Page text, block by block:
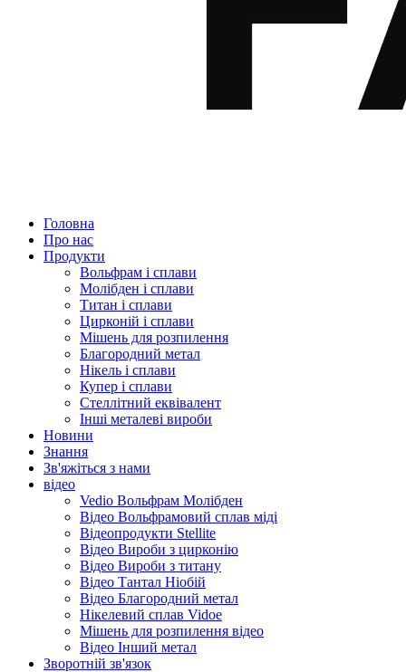
Головна
Про нас
Продукти
Вольфрам і сплави
Молібден і сплави
Титан і сплави
Цирконій і сплави
Мішень для розпилення
Благородний метал
Нікель і сплави
Купер і сплави
Стеллітний еквівалент
Інші металеві вироби
Новини
Знання
Зв'яжіться з нами
відео
Vedio Вольфрам Молібден
Відео Вольфрамовий сплав міді
Відеопродукти Stellite
Відео Вироби з цирконію
Відео Вироби з титану
Відео Тантал Ніобій
Відео Благородний метал
Нікелевий сплав Vidoe
Мішень для розпилення відео
Відео Інший метал
Зворотній зв'язок